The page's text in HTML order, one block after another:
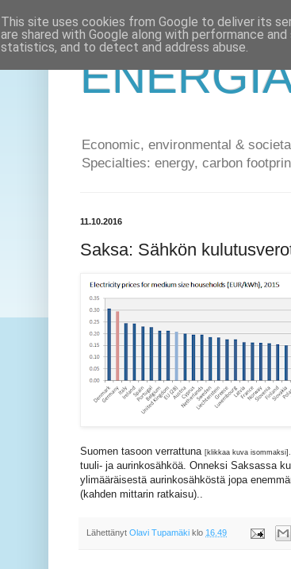
Economic, environmental &
Specialties: energy, carbon
11.10.2016
Saksa: Sähkön
Suomen tasoon verrattuna [klikkaa kuva isommaksi].
tuuli- ja aurinkosähköä. Onneksi Saksassa
ylimääräisestä aurinkosähköstä jopa
(kahden mittarin ratkaisu)..
Lähettänyt Olavi Tupamäki klo 16.49
This site uses cookies from Google to deliver its
are shared with Google along with performance
statistics, and to detect and address abuse.